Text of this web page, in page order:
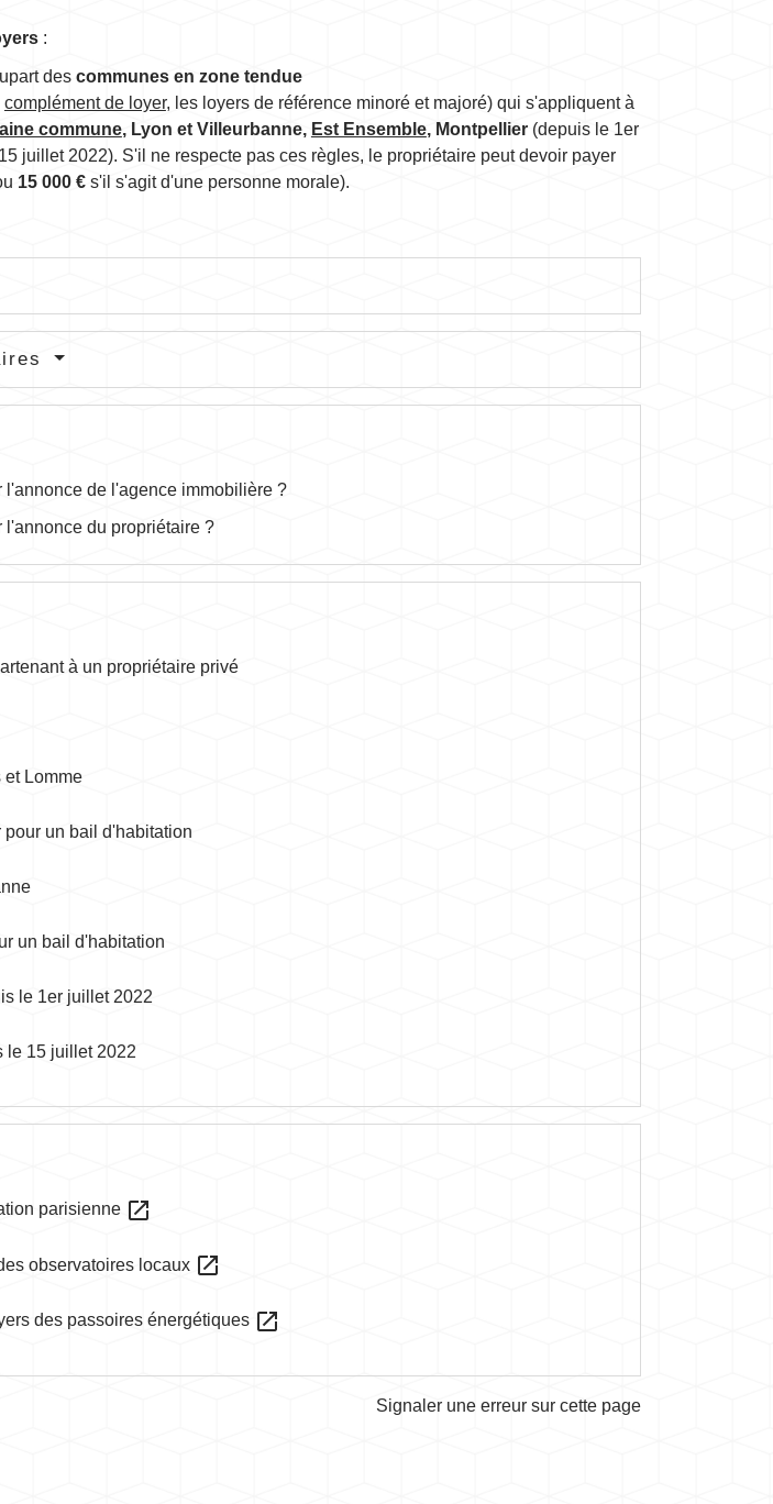
:
des communes en zone tendue
complément de loyer, les loyers de référence minoré et majoré) qui s'appliquent à
commune, Lyon et Villeurbanne, Est Ensemble, Montpellier(depuis le 1er
juillet 2022). S'il ne respecte pas ces règles, le propriétaire peut devoir payer
15 000 €s'il s'agit d'une personne morale).
l'annonce de l'agence immobilière ?
l'annonce du propriétaire ?
à un propriétaire privé
et Lomme
un bail d'habitation
un bail d'habitation
le 1er juillet 2022
le 15 juillet 2022
parisienne open_in_new
observatoires locaux open_in_new
des passoires énergétiques open_in_new
Signaler une erreur sur cette page